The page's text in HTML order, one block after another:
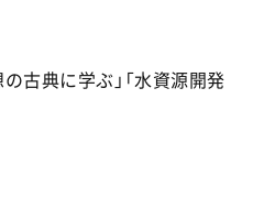
古典に学ぶ」「水資源開発